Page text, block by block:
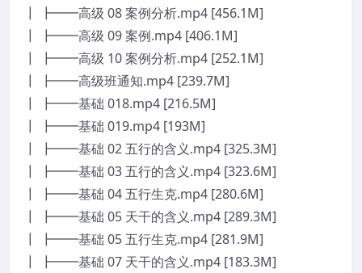
┃ ┣━━高级 08 案例分析.mp4 [456.1M]
┃ ┣━━高级 09 案例.mp4 [406.1M]
┃ ┣━━高级 10 案例分析.mp4 [252.1M]
┃ ┣━━高级班通知.mp4 [239.7M]
┃ ┣━━基础 018.mp4 [216.5M]
┃ ┣━━基础 019.mp4 [193M]
┃ ┣━━基础 02 五行的含义.mp4 [325.3M]
┃ ┣━━基础 03 五行的含义.mp4 [323.6M]
┃ ┣━━基础 04 五行生克.mp4 [280.6M]
┃ ┣━━基础 05 天干的含义.mp4 [289.3M]
┃ ┣━━基础 05 五行生克.mp4 [281.9M]
┃ ┣━━基础 07 天干的含义.mp4 [183.3M]